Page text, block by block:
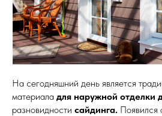
На сегодняшний день является
материала для наружной отделки
разновидности сайдинга. Появился